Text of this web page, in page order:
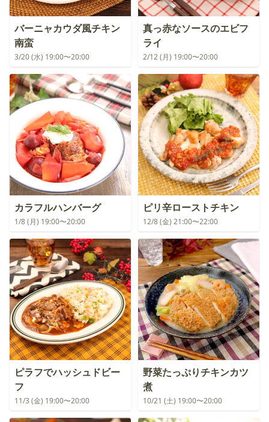
バーニャカウダ風チキン
南蛮
3/20 (水) 19:00〜20:00
真っ赤なソースのエビフ
ライ
2/12 (月) 19:00〜20:00
カラフルハンバーグ
1/8 (月) 19:00〜20:00
ピリ辛ローストチキン
12/8 (金) 21:00〜22:00
ピラフでハッシュドビー
フ
11/3 (金) 19:00〜20:00
野菜たっぷりチキンカツ
煮
10/21 (土) 19:00〜20:00